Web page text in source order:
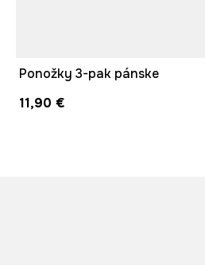
Ponožky 3-pak pánske
11,90 €